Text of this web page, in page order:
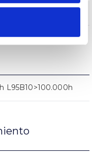
L95B10>100.000h